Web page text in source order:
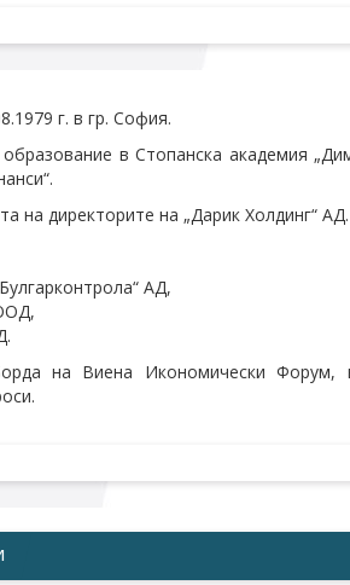
г. в гр. София.
в Стопанска академия
на директорите на „Дарик Холдинг“ АД.
АД,
на Виена Икономически